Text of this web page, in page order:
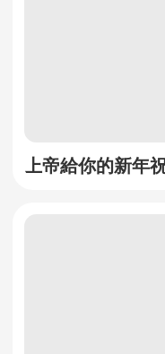
上帝給你的新年